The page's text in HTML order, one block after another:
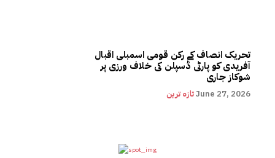
تحریک انصاف کے رکن قومی اسمبلی اقبال
آفریدی کو پارٹی ڈسپلن کی خلاف ورزی پر
شوکاز جاری
تازہ ترینJune 27, 2026